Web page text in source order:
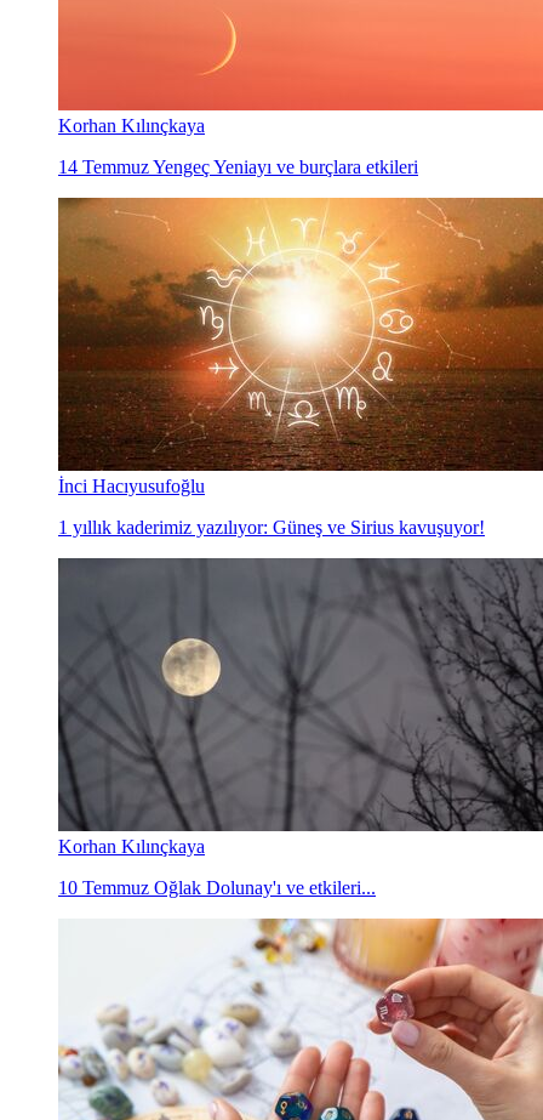
Korhan Kılınçkaya
14 Temmuz Yengeç Yeniayı ve burçlara etkileri
İnci Hacıyusufoğlu
1 yıllık kaderimiz yazılıyor: Güneş ve Sirius kavuşuyor!
Korhan Kılınçkaya
10 Temmuz Oğlak Dolunay'ı ve etkileri...